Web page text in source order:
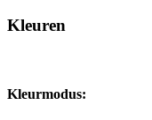
Kleuren
Kleurmodus: